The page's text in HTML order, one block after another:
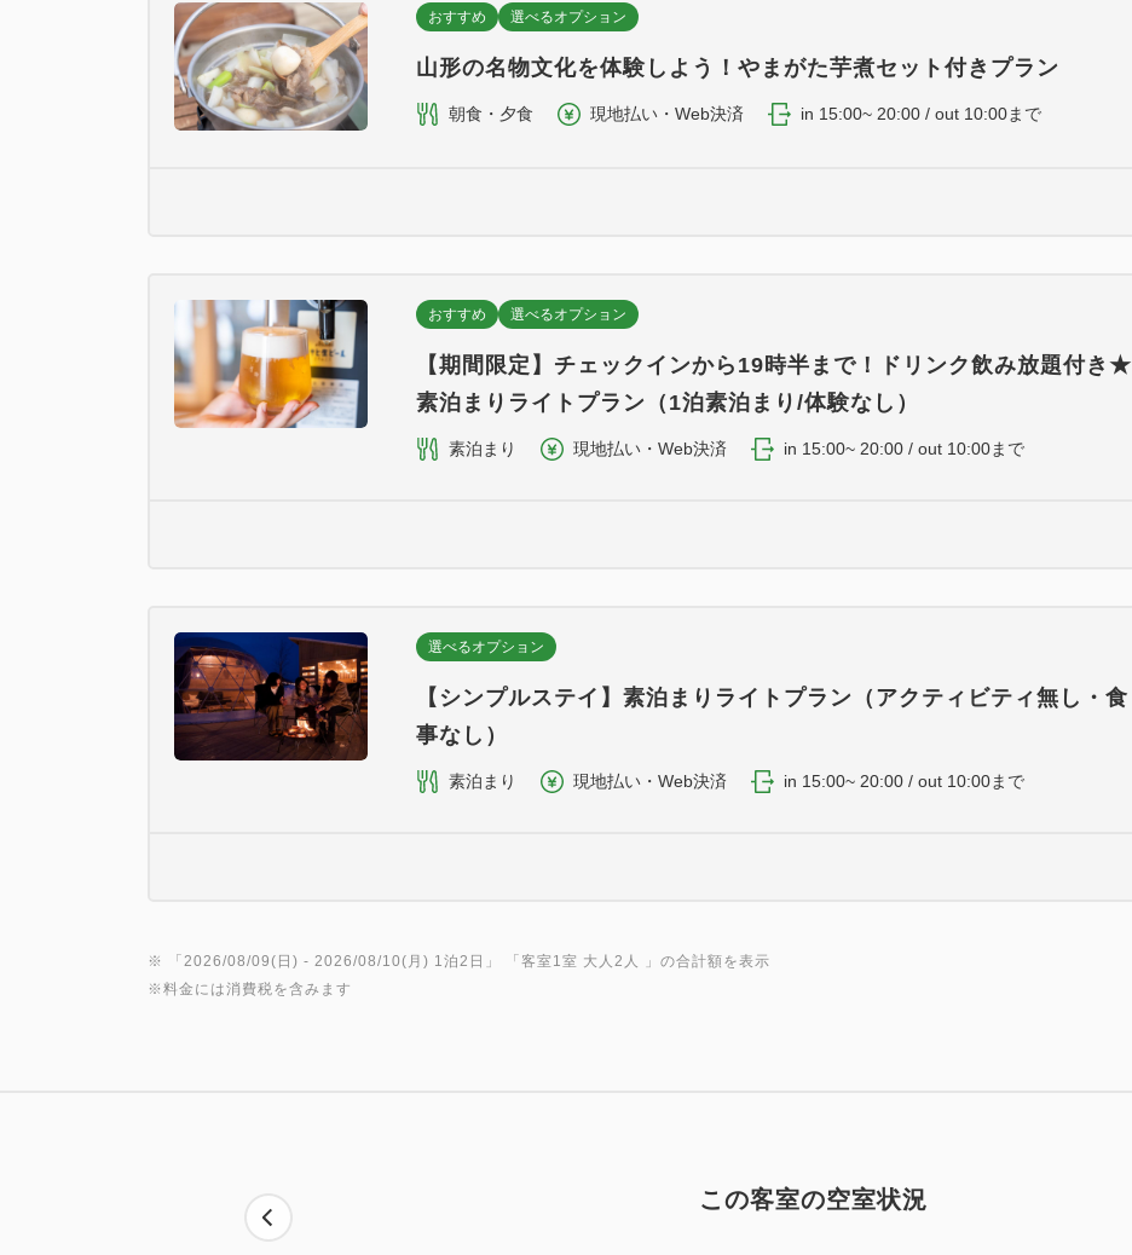
おすすめ 選べるオプション
山形の名物文化を体験しよう！やまがた芋煮セット付きプラン
朝食・夕食 現地払い・Web決済 in 15:00~ 20:00 / out 10:00まで
おすすめ 選べるオプション
【期間限定】チェックインから19時半まで！ドリンク飲み放題付き★
素泊まりライトプラン（1泊素泊まり/体験なし）
素泊まり 現地払い・Web決済 in 15:00~ 20:00 / out 10:00まで
選べるオプション
【シンプルステイ】素泊まりライトプラン（アクティビティ無し・食
事なし）
素泊まり 現地払い・Web決済 in 15:00~ 20:00 / out 10:00まで
※ 「 2026/08/09(日) - 2026/08/10(月) 1泊2日 」 「 客室1室 大人2人
」の合計額を表示
※料金には消費税を含みます
この客室の空室状況